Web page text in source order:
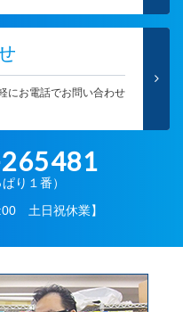
にお電話でお問い合わせ
り１番）
土日祝休業】